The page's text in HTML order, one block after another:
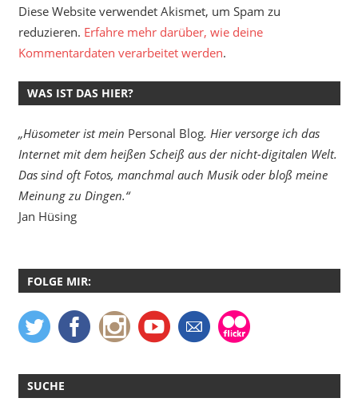
Diese Website verwendet Akismet, um Spam zu
reduzieren. Erfahre mehr darüber, wie deine
Kommentardaten verarbeitet werden.
WAS IST DAS HIER?
„Hüsometer ist mein Personal Blog. Hier versorge ich das
Internet mit dem heißen Scheiß aus der nicht-digitalen Welt.
Das sind oft Fotos, manchmal auch Musik oder bloß meine
Meinung zu Dingen.“
Jan Hüsing
FOLGE MIR:
SUCHE